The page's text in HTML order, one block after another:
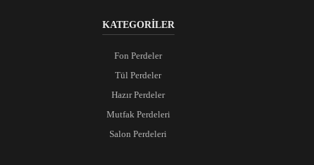
KATEGORİLER
Fon Perdeler
Tül Perdeler
Hazır Perdeler
Mutfak Perdeleri
Salon Perdeleri